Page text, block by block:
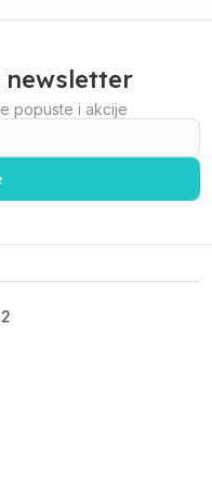
newsletter
popuste i akcije